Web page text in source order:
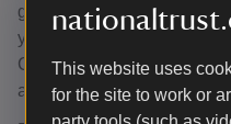
This website uses
for the site to work or
gael yn yr Ystafell Fore i
ychydig o ddarnau llestri te
Cafodd y set te, un o'r
ar ôl yn Nyffryn, ei roi i'r